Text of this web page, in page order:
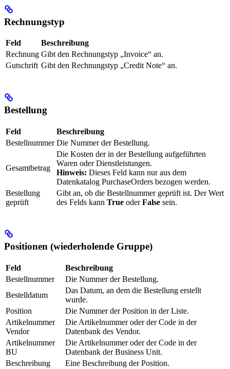
Rechnungstyp
Feld
Beschreibung
Rechnung Gibt den Rechnungstyp „Invoice“ an.
Gutschrift Gibt den Rechnungstyp „Credit Note“ an.
Bestellung
Feld
Beschreibung
Bestellnummer Die Nummer der Bestellung.
Gesamtbetrag
Die Kosten der in der Bestellung aufgeführten
Waren oder Dienstleistungen.
Hinweis: Dieses Feld kann nur aus dem
Datenkatalog PurchaseOrders bezogen werden.
Bestellung
geprüft
Gibt an, ob die Bestellnummer geprüft ist. Der Wert
des Felds kann True oderFalse sein.
Positionen (wiederholende Gruppe)
Feld
Beschreibung
Bestellnummer
Die Nummer der Bestellung.
Bestelldatum
Das Datum, an dem die Bestellung erstellt
wurde.
Position
Die Nummer der Position in der Liste.
Artikelnummer
Vendor
Die Artikelnummer oder der Code in der
Datenbank des Vendor.
Artikelnummer
BU
Die Artikelnummer oder der Code in der
Datenbank der Business Unit.
Beschreibung
Eine Beschreibung der Position.